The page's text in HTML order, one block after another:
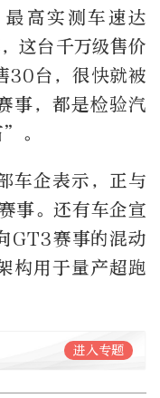
高实测车速达
这台千万级售价
30台，很快就被
事，都是检验汽
。
车企表示，正与
事。还有车企宣
GT3赛事的混动
构用于量产超跑
进入专题